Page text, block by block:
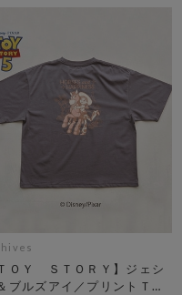
ＴＯＹ ＳＴＯＲＹ】ジェシ
ブルズアイ／プリントＴチ